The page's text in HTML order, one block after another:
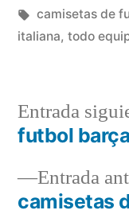
en
Etiquetas:
camisetas de
italiana, todo
deEntrada
camisetas
Entrada
futbol